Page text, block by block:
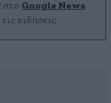
στο Google News
ειδήσεις